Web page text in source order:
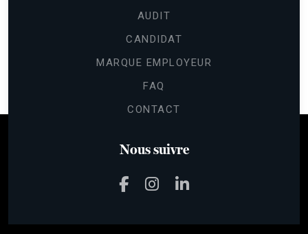
AUDIT
CANDIDAT
MARQUE EMPLOYEUR
FAQ
CONTACT
Nous suivre